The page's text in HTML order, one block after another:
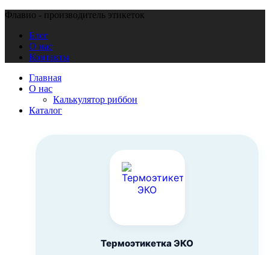
Флавио - производитель этикеток
Блог
О нас
Контакты
Главная
О нас
Калькулятор риббон
Каталог
Термоэтикетка ЭКО